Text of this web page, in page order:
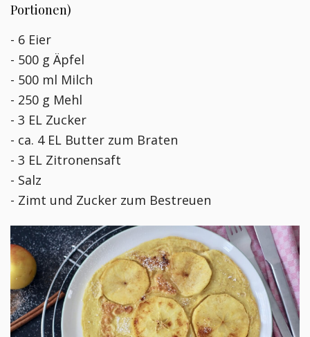
Portionen)
- 6 Eier
- 500 g Äpfel
- 500 ml Milch
- 250 g Mehl
- 3 EL Zucker
- ca. 4 EL Butter zum Braten
- 3 EL Zitronensaft
- Salz
- Zimt und Zucker zum Bestreuen